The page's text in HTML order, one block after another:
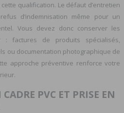
qualification. Le défaut d’entretien
d’indemnisation même pour un
Vous devez donc conserver les
: factures de produits spécialisés,
ou documentation photographique de
approche préventive renforce votre
PVC ET PRISE EN